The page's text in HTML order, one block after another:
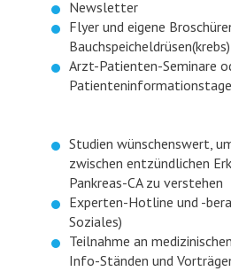
Newsletter
Flyer und eigene
Arzt-Patienten-Seminare
Patienteninformationstage
Studien wünschenswert,
zwischen entzündlichen
Pankreas-CA zu verstehen
Experten-Hotline und -
Soziales)
Teilnahme an
Info-Ständen und